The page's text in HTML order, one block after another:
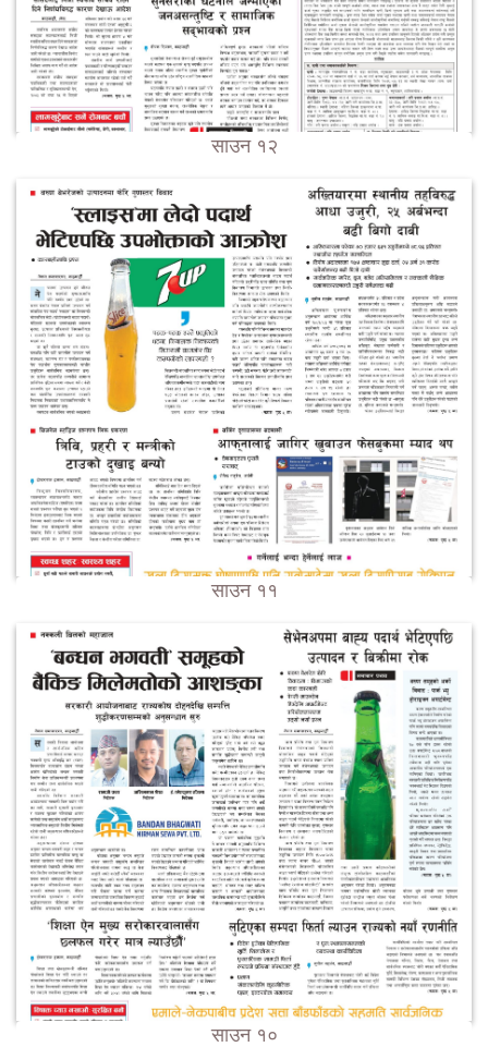
साउन १२
साउन ११
साउन १०